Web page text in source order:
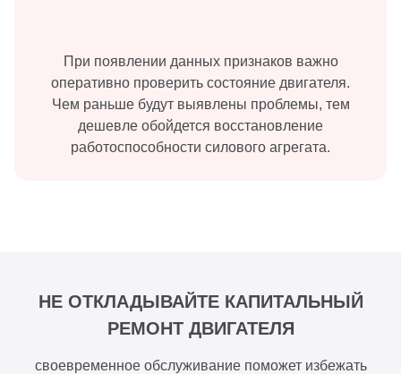
При появлении данных признаков важно
оперативно проверить состояние двигателя.
Чем раньше будут выявлены проблемы, тем
дешевле обойдется восстановление
работоспособности силового агрегата.
НЕ ОТКЛАДЫВАЙТЕ КАПИТАЛЬНЫЙ
РЕМОНТ ДВИГАТЕЛЯ
своевременное обслуживание поможет избежать